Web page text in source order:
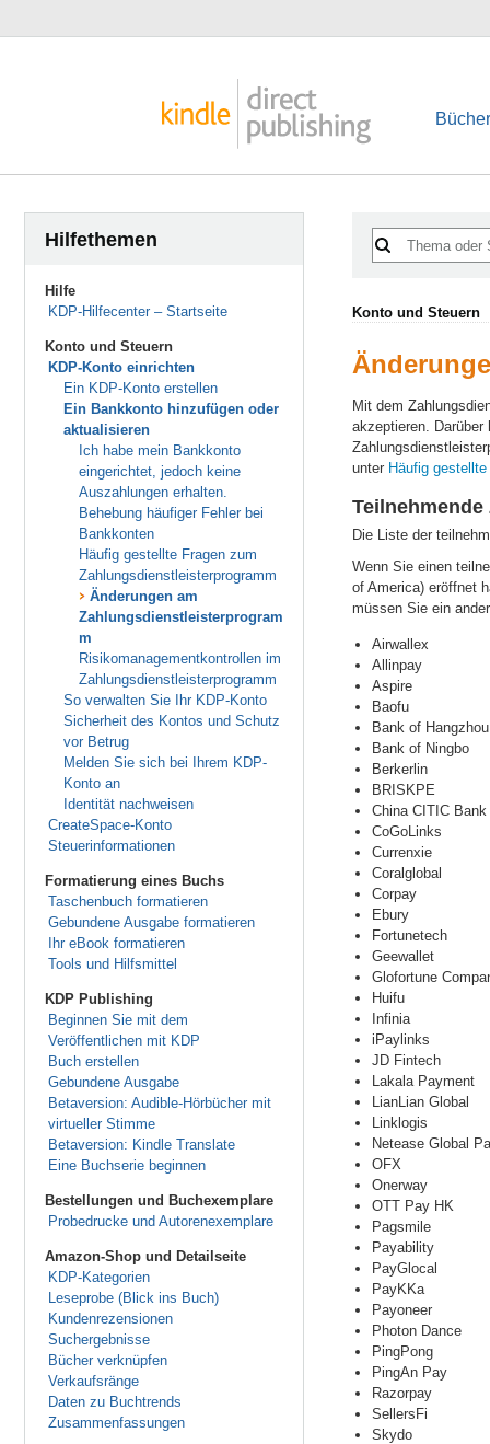
Hilfethemen
Hilfe
KDP-Hilfecenter – Startseite
Konto und Steuern
KDP-Konto einrichten
Ein KDP-Konto erstellen
Ein Bankkonto hinzufügen oder
aktualisieren
Ich habe mein Bankkonto
eingerichtet, jedoch keine
Auszahlungen erhalten.
Behebung häufiger Fehler bei
Bankkonten
Häufig gestellte Fragen zum
Zahlungsdienstleisterprogramm
Änderungen am
Zahlungsdienstleisterprogram
m
Risikomanagementkontrollen im
Zahlungsdienstleisterprogramm
So verwalten Sie Ihr KDP-Konto
Sicherheit des Kontos und Schutz
vor Betrug
Melden Sie sich bei Ihrem KDP-
Konto an
Identität nachweisen
CreateSpace-Konto
Steuerinformationen
Formatierung eines Buchs
Taschenbuch formatieren
Gebundene Ausgabe formatieren
Ihr eBook formatieren
Tools und Hilfsmittel
KDP Publishing
Beginnen Sie mit dem
Veröffentlichen mit KDP
Buch erstellen
Gebundene Ausgabe
Betaversion: Audible-Hörbücher mit
virtueller Stimme
Betaversion: Kindle Translate
Eine Buchserie beginnen
Bestellungen und Buchexemplare
Probedrucke und Autorenexemplare
Amazon-Shop und Detailseite
KDP-Kategorien
Leseprobe (Blick ins Buch)
Kundenrezensionen
Suchergebnisse
Bücher verknüpfen
Verkaufsränge
Daten zu Buchtrends
Zusammenfassungen
Konto und Steuern
Mit dem
akzeptieren. Darüber
unter Häufig
Die Liste der
Wenn Sie einen
of America) eröffnet
müssen Sie ein
Airwallex
Allinpay
Aspire
Baofu
Bank of Hangzhou
Bank of Ningbo
Berkerlin
BRISKPE
China CITIC Bank
CoGoLinks
Currenxie
Coralglobal
Corpay
Ebury
Fortunetech
Geewallet
Glofortune
Huifu
Infinia
iPaylinks
JD Fintech
Lakala Payment
LianLian Global
Linklogis
Netease Global
OFX
Onerway
OTT Pay HK
Pagsmile
Payability
PayGlocal
PayKKa
Payoneer
Photon Dance
PingPong
PingAn Pay
Razorpay
SellersFi
Skydo